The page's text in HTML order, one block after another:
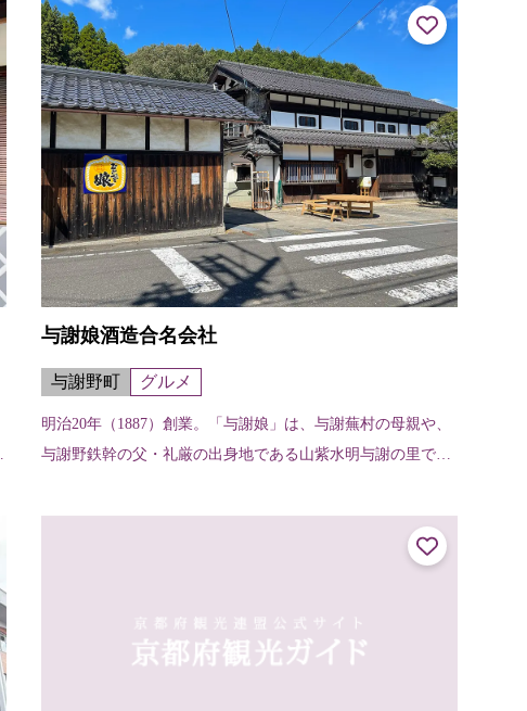
与謝娘酒造合名会社
与謝野町 グルメ
明治20年（1887）創業。「与謝娘」は、与謝蕪村の母親や、
与謝野鉄幹の父・礼厳の出身地である山紫水明与謝の里で、
た、文化の香り高い丹後を名...